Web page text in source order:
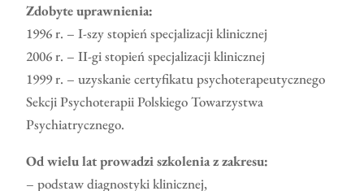
Zdobyte uprawnienia:
1996 r. – I-szy stopień specjalizacji klinicznej
2006 r. – II-gi stopień specjalizacji klinicznej
1999 r. – uzyskanie certyfikatu psychoterapeutycznego
Sekcji Psychoterapii Polskiego Towarzystwa
Psychiatrycznego.
Od wielu lat prowadzi szkolenia z zakresu:
– podstaw diagnostyki klinicznej,